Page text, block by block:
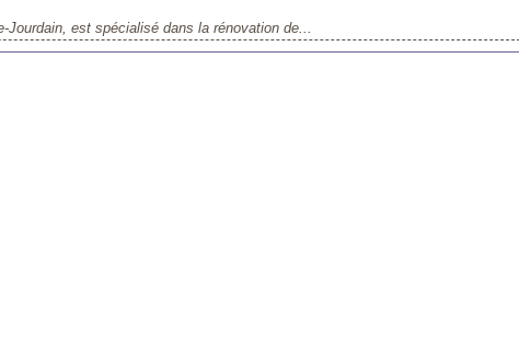
est spécialisé dans la rénovation de...